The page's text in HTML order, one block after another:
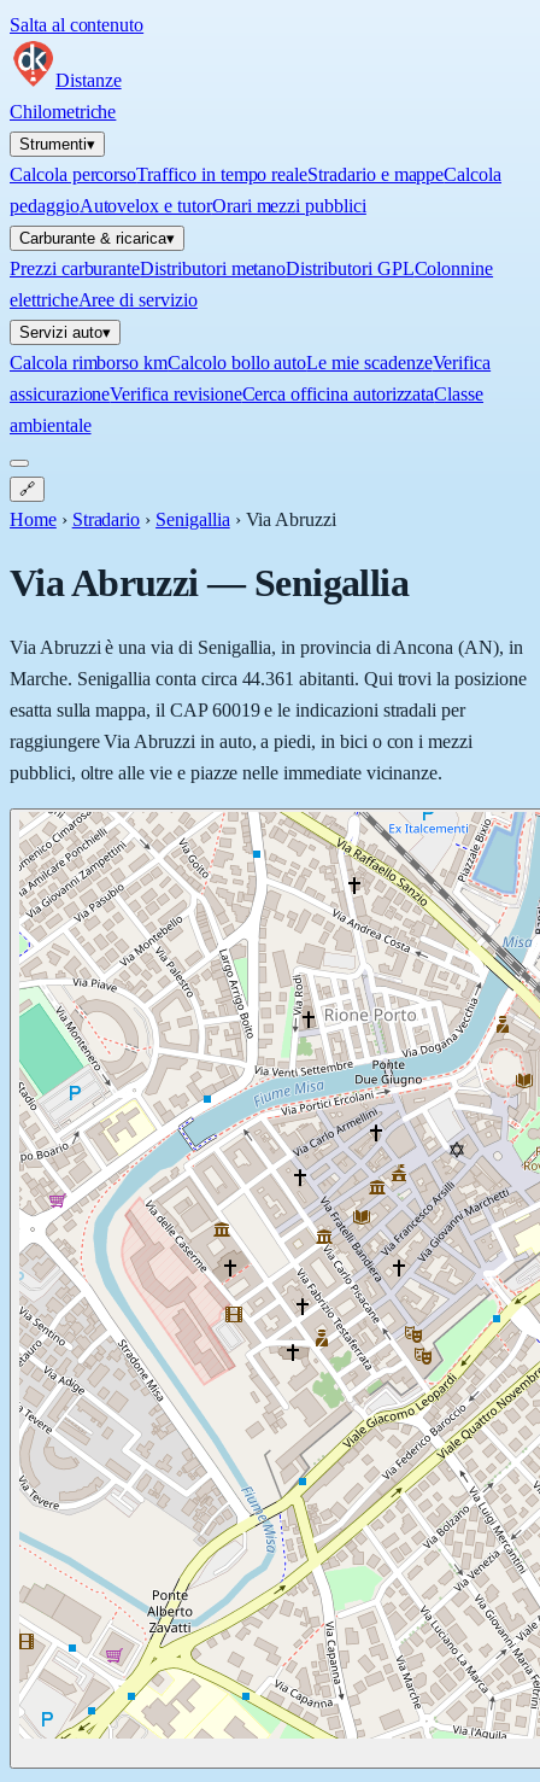
Salta al contenuto
Distanze
Chilometriche
Strumenti▾
Calcola percorsoTraffico in tempo realeStradario e mappeCalcola
pedaggioAutovelox e tutorOrari mezzi pubblici
Carburante & ricarica▾
Prezzi carburanteDistributori metanoDistributori GPLColonnine
elettricheAree di servizio
Servizi auto▾
Calcola rimborso kmCalcolo bollo autoLe mie scadenzeVerifica
assicurazioneVerifica revisioneCerca officina autorizzataClasse
ambientale
🔗
Home › Stradario › Senigallia › Via Abruzzi
Via Abruzzi—Senigallia
Via Abruzzi è una via di Senigallia, in provincia di Ancona (AN), in
Marche. Senigallia conta circa 44.361 abitanti. Qui trovi la posizione
esatta sulla mappa, il CAP 60019 e le indicazioni stradali per
raggiungere Via Abruzzi in auto, a piedi, in bici o con i mezzi
pubblici, oltre alle vie e piazze nelle immediate vicinanze.